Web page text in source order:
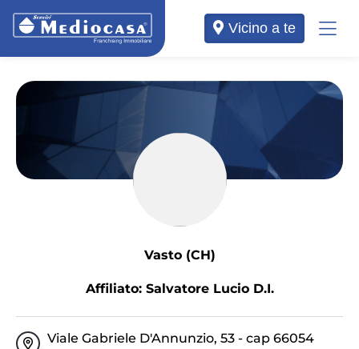
Vicino a te
Vasto (CH)
Affiliato: Salvatore Lucio D.I.
Viale Gabriele D'Annunzio, 53 - cap 66054